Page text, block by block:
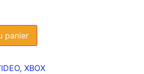
panier
, XBOX